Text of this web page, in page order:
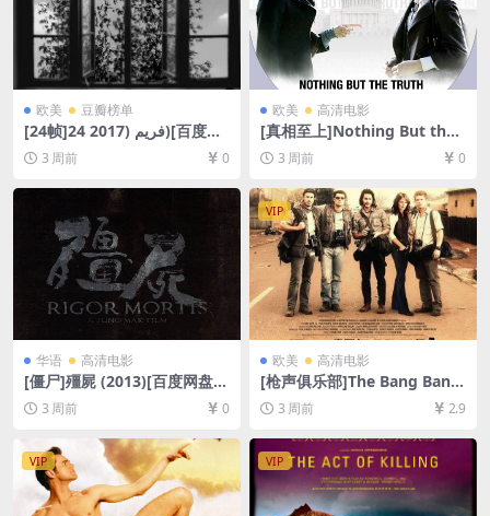
欧美 豆瓣榜单
[24帧]24 فریم (2017)[百度网
盘+夸克网盘1080P超清未删
减资源][网盘在线播放/下载]
[MP4/7.7GB][无对白]
3 周前 0
欧美 高清电影
[真相至上]Nothing But the
Truth (2008)[百度网盘+夸克
网盘1080P超清未删减资源]
[网盘在线播放/下载][MP4/7G
B][中英字幕]
3 周前 0
华语 高清电影
[僵尸]殭屍 (2013)[百度网盘
+夸克网盘1080P超清未删减
资源][网盘在线播放/下载][MP
3 周前 0
VIP
欧美 高清电影
[枪声俱乐部]The Bang Bang
Club (2010)[百度网盘+夸克网
盘1080P超清未删减资源][网
B][中文字幕]
3 周前 2.9
VIP VIP